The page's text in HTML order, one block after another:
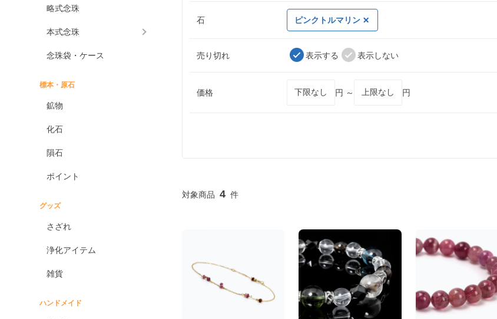
略式念珠
本式念珠
念珠袋・ケース
標本・原石
鉱物
化石
隕石
ポイント
グッズ
さざれ
浄化アイテム
雑貨
ハンドメイド
石 ピンクトルマリン
売り切れ 表示する 表示しない
価格 円 ～ 円
4